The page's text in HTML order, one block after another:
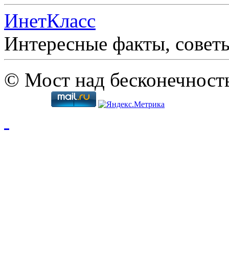
ИнетКласс
Интересные факты,
© Мост над